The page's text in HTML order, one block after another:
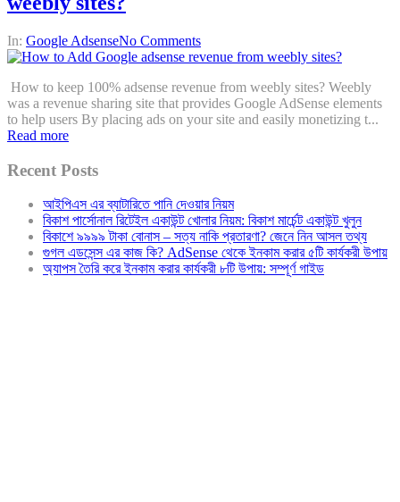
In: Google AdsenseNo Comments
How to keep 100% adsense revenue from weebly sites? Weebly
was a revenue sharing site that provides Google AdSense elements
to help users By placing ads on your site and easily monetizing t...
Read more
Recent Posts
আইপিএস এর ব্যাটারিতে পানি দেওয়ার নিয়ম
বিকাশ পার্সোনাল রিটেইল একাউন্ট খোলার নিয়ম: বিকাশ মার্চেন্ট একাউন্ট খুলুন
বিকাশে ৯৯৯৯ টাকা বোনাস – সত্য নাকি প্রতারণা? জেনে নিন আসল তথ্য
গুগল এডসেন্স এর কাজ কি? AdSense থেকে ইনকাম করার ৫টি কার্যকরী উপায়
অ্যাপস তৈরি করে ইনকাম করার কার্যকরী ৮টি উপায়: সম্পূর্ণ গাইড